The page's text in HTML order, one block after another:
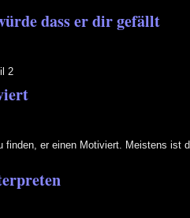
dass er dir gefällt
2
er einen Motiviert. Meistens ist